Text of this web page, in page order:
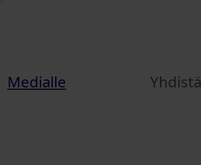
Medialle Yhdistä